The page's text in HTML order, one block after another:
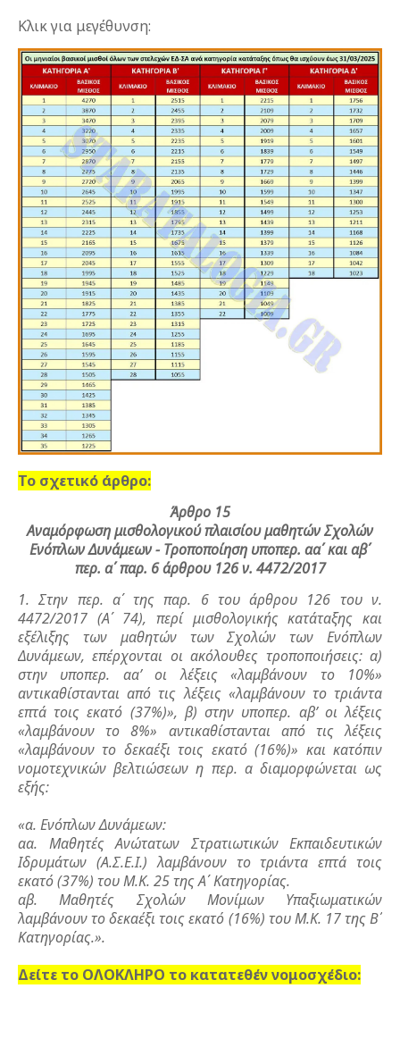
Κλικ για μεγέθυνση:
Το σχετικό άρθρο:
Άρθρο 15
Αναμόρφωση μισθολογικού πλαισίου μαθητών Σχολών
Ενόπλων Δυνάμεων - Τροποποίηση υποπερ. αα΄ και αβ΄
περ. α΄ παρ. 6 άρθρου 126 ν. 4472/2017
1. Στην περ. α΄ της παρ. 6 του άρθρου 126 του ν.
4472/2017 (Α΄ 74), περί μισθολογικής κατάταξης και
εξέλιξης των μαθητών των Σχολών των Ενόπλων
Δυνάμεων, επέρχονται οι ακόλουθες τροποποιήσεις: α)
στην υποπερ. αα’ οι λέξεις «λαμβάνουν το 10%»
αντικαθίστανται από τις λέξεις «λαμβάνουν το τριάντα
επτά τοις εκατό (37%)», β) στην υποπερ. αβ’ οι λέξεις
«λαμβάνουν το 8%» αντικαθίστανται από τις λέξεις
«λαμβάνουν το δεκαέξι τοις εκατό (16%)» και κατόπιν
νομοτεχνικών βελτιώσεων η περ. α διαμορφώνεται ως
εξής:
«α. Ενόπλων Δυνάμεων:
αα. Μαθητές Ανώτατων Στρατιωτικών Εκπαιδευτικών
Ιδρυμάτων (Α.Σ.Ε.Ι.) λαμβάνουν το τριάντα επτά τοις
εκατό (37%) του Μ.Κ. 25 της Α΄ Κατηγορίας.
αβ. Μαθητές Σχολών Μονίμων Υπαξιωματικών
λαμβάνουν το δεκαέξι τοις εκατό (16%) του Μ.Κ. 17 της Β΄
Κατηγορίας.».
Δείτε το ΟΛΟΚΛΗΡΟ το κατατεθέν νομοσχέδιο: